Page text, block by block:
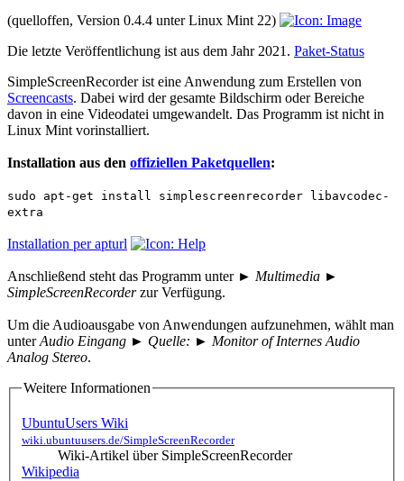
(quelloffen, Version 0.4.4 unter Linux Mint 22)
Die letzte Veröffentlichung ist aus dem Jahr 2021. Paket-Status
SimpleScreenRecorder ist eine Anwendung zum Erstellen von
Screencasts. Dabei wird der gesamte Bildschirm oder Bereiche
davon in eine Videodatei umgewandelt. Das Programm ist nicht in
Linux Mint vorinstalliert.
Installation aus den offiziellen Paketquellen:
sudo apt-get install simplescreenrecorder libavcodec-
extra
Installation per apturl
Anschließend steht das Programm unter ► Multimedia ►
SimpleScreenRecorderzur Verfügung.
Um die Audioausgabe von Anwendungen aufzunehmen, wählt man
unterAudio Eingang ► Quelle: ► Monitor of Internes Audio
Analog Stereo.
Weitere Informationen
UbuntuUsers Wiki
wiki.ubuntuusers.de/SimpleScreenRecorder
Wiki-Artikel über SimpleScreenRecorder
Wikipedia